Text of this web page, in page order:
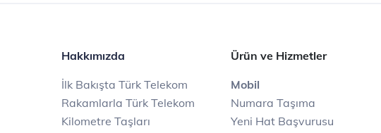
Hakkımızda
İlk Bakışta Türk Telekom
Rakamlarla Türk Telekom
Kilometre Taşları
Ürün ve Hizmetler
Mobil
Numara Taşıma
Yeni Hat Başvurusu